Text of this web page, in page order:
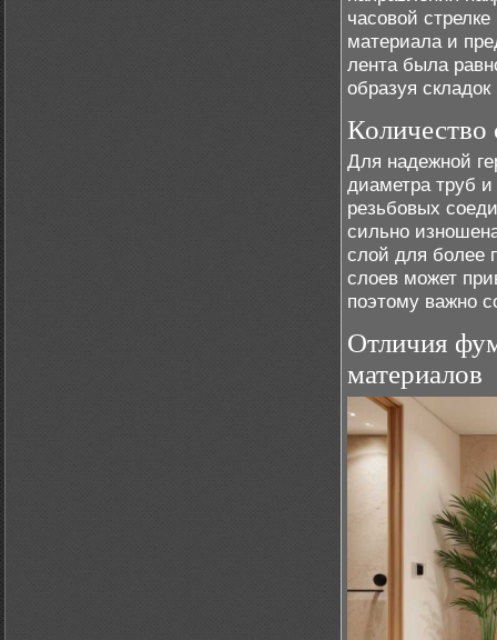
часовой
материала и
лента была
образуя
Количество
Для надежной
диаметра труб
резьбовых
сильно
слой для более
слоев может
поэтому важно
Отличия
материалов